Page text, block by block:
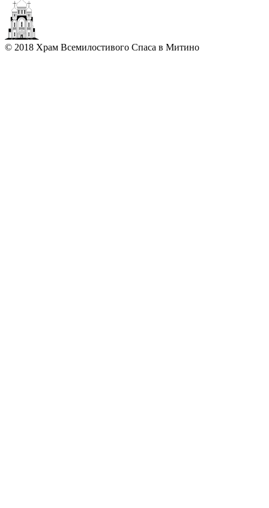
© 2018 Храм Всемилостивого Спаса в Митино